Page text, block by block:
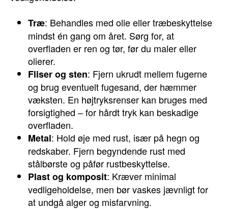
Træ: Behandles med olie eller træbeskyttelse
mindst én gang om året. Sørg for, at
overfladen er ren og tør, før du maler eller
olierer.
Fliser og sten: Fjern ukrudt mellem fugerne
og brug eventuelt fugesand, der hæmmer
væksten. En højtryksrenser kan bruges med
forsigtighed – for hårdt tryk kan beskadige
overfladen.
Metal: Hold øje med rust, især på hegn og
redskaber. Fjern begyndende rust med
stålbørste og påfør rustbeskyttelse.
Plast og komposit: Kræver minimal
vedligeholdelse, men bør vaskes jævnligt for
at undgå alger og misfarvning.